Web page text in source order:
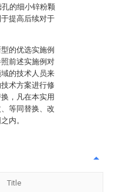
的细小锌粉颗
提高后续对于
的优选实施例
前述实施例对
的技术人员来
术方案进行修
，凡在本实用
等同替换、改
内。
Title